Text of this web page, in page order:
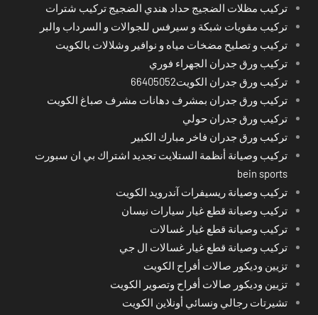
تركيب مظلات الضجيج حداد هندي الضجيج تركيب شترات
تركيب مقويات شبكة و سيرفس للجوالات و السرداب والبر
تركيب و تصليح مضخات مياه و نوافير وشلالات بالكويت
تركيب ورق جدران الجهراء فوري
تركيب ورق جدران الكويت66405052
تركيب ورق جدران بمشرف دهانات مشرف صباغ الكويت
تركيب ورق جدران حولي
تركيب ورق جدران فاخر مبارك الكبير
تركيب وصيانة أنظمة الستلايت تجديد اشتراك بي ان سبورت
bein sports
تركيب وصيانة ريسيفرات آندرويد الكويت
تركيب وصيانة قطع غيار سيارات نيسان
تركيب وصيانة قطع غيار غسالات
تركيب وصيانة قطع غيار غسالات ال جي
تزيين وديكور صالات أفراح الكويت
تزيين وديكور صالات أفراح وتصوير الكويت
تشيرتات رجالي ونسائي أونلاين الكويت